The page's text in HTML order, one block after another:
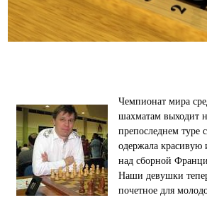
Чемпионат мира
шахматам
препоследнем туре
одержала
над сборной
Наши девушки
почетное для